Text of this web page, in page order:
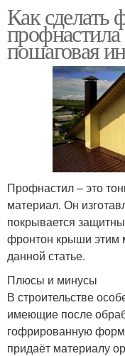
Как сделать
пошаговая
Профнастил – это
материал. Он
покрывается
фронтон крыши этим
данной статье.
Плюсы и минусы
В строительстве
имеющие после
гофрированную
придаёт материалу